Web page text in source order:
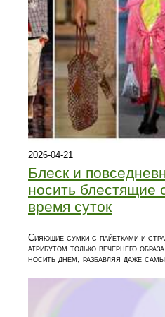
2026-04-21
Блеск и
носить блестящие
время суток
Сияющие сумки с пайетками и
атрибутом только вечернего
носить днём, разбавляя даже